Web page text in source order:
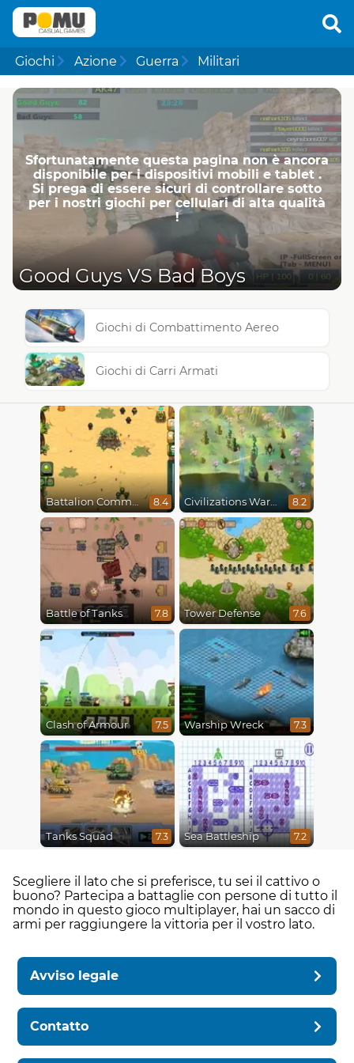
Giochi Azione Guerra Militari
Sfortunatamente questa pagina non è ancora
disponibile per i dispositivi mobili e tablet .
Si prega di essere sicuri di controllare sotto
per i nostri giochi per cellulari di alta qualità
!
Good Guys VS Bad Boys
Giochi di Combattimento Aereo
Giochi di Carri Armati
Battalion Commander 8.4 Civilizations Wars Master Edition 8.2
Battle of Tanks 7.8 Tower Defense 7.6
Clash of Armour 7.5 Warship Wreck 7.3
Tanks Squad 7.3 Sea Battleship 7.2
Scegliere il lato che si preferisce, tu sei il cattivo o
buono? Partecipa a battaglie con persone di tutto il
mondo in questo gioco multiplayer, hai un sacco di
armi per raggiungere la vittoria per il vostro lato.
Avviso legale
Contatto